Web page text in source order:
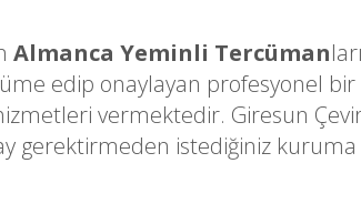
Almanca Yeminli Tercüman
edip onaylayan profesyonel
vermektedir. Giresun
gerektirmeden istediğiniz